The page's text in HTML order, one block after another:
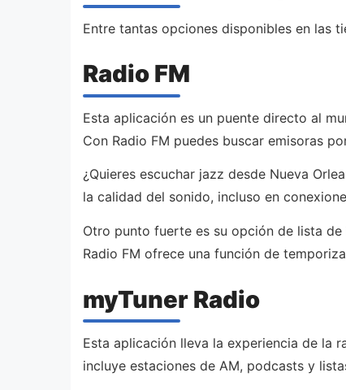
Entre tantas opciones disponibles en las
Radio FM
Esta aplicación es un puente directo al
Con Radio FM puedes buscar emisoras
¿Quieres escuchar jazz desde Nueva
la calidad del sonido, incluso en
Otro punto fuerte es su opción de lista
Radio FM ofrece una función de
myTuner Radio
Esta aplicación lleva la experiencia de la
incluye estaciones de AM, podcasts y